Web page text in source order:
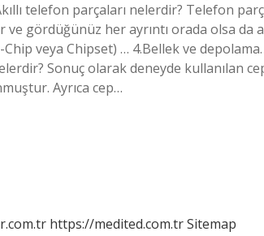
telefon parçaları nelerdir? Telefon
gördüğünüz her ayrıntı orada olsa da
veya Chipset) … 4.Bellek ve
Sonuç olarak deneyde kullanılan
Ayrıca cep…
https://medited.com.trSitemap